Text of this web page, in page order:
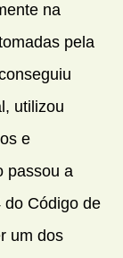
na
pela
utilizou
e
passou a
do Código de
um dos